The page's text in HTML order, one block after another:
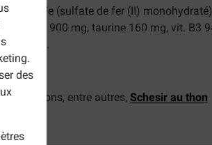
des
mg, Fe (sulfate de fer (II)
choline 900 mg, taurine 160 mg, vit. B3
0,02 mg.
y vendons, entre autres, Schesir au thon